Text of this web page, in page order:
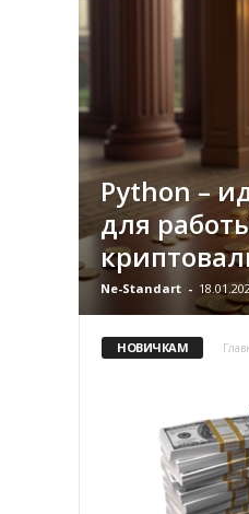
Python –
для
Ne-Standart -
НОВИЧКАМ